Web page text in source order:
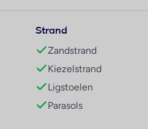
Strand
Zandstrand
Kiezelstrand
Ligstoelen
Parasols